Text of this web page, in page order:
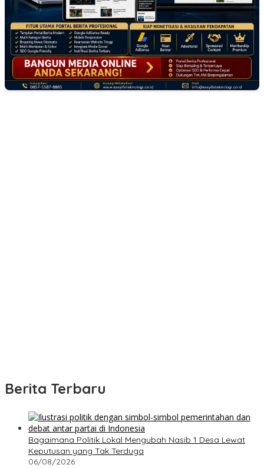
Berita Terbaru
Bagaimana Politik Lokal Mengubah Nasib 1 Desa Lewat
Keputusan yang Tak Terduga
06/08/2026